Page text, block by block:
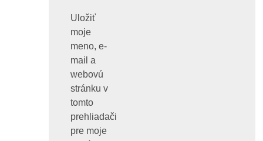
Uložiť
moje
meno, e-
mail a
webovú
stránku v
tomto
prehliadači
pre moje